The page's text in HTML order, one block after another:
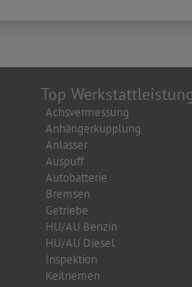
Top
Achsvermessung
Anhängerkupplung
Anlasser
Auspuff
Autobatterie
Bremsen
Getriebe
HU/AU Benzin
HU/AU Diesel
Inspektion
Keilriemen